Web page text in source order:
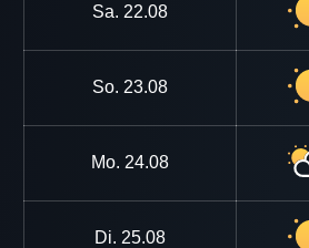
Sa. 22.08
So. 23.08
Mo. 24.08
Di. 25.08